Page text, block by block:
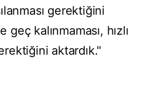
gerektiğini
kalınmaması, hızlı
aktardık."